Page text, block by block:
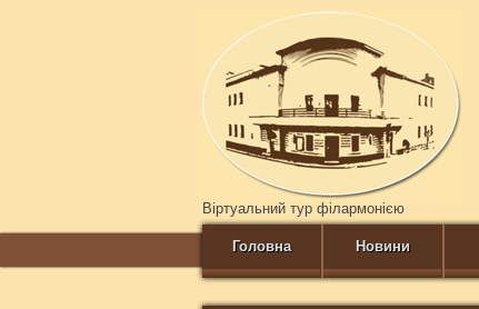
Віртуальний тур філармонією
Головна Новини